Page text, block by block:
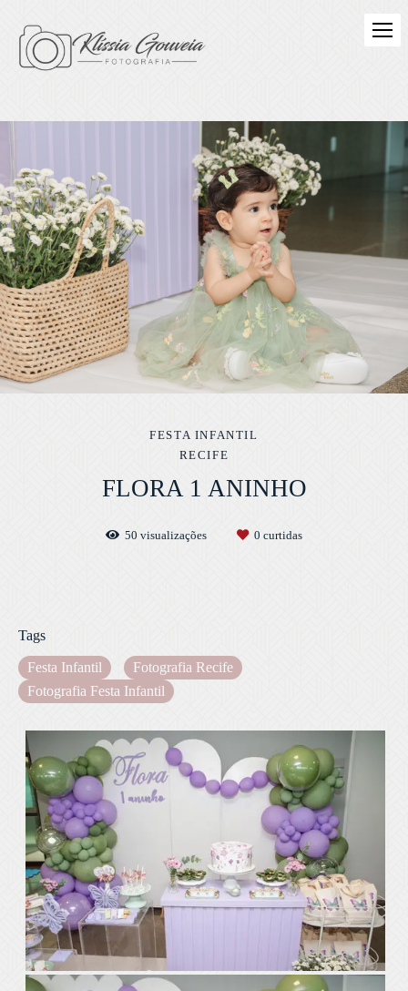
FESTA INFANTIL
RECIFE
FLORA 1 ANINHO
50 visualizações 0 curtidas
Tags
Festa Infantil
Fotografia Recife
Fotografia Festa Infantil